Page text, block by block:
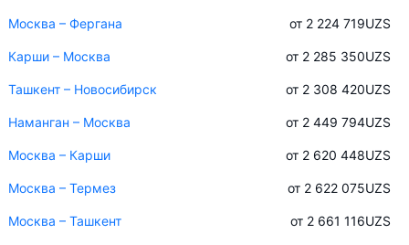
Москва – Фергана от 2 224 719UZS
Карши – Москва от 2 285 350UZS
Ташкент – Новосибирск от 2 308 420UZS
Наманган – Москва от 2 449 794UZS
Москва – Карши от 2 620 448UZS
Москва – Термез от 2 622 075UZS
Москва – Ташкент от 2 661 116UZS